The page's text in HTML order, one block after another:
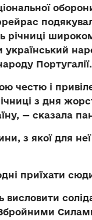
річниці
Португалії.
честю і
з дня
— сказала
з якої для
приїхати
висловити